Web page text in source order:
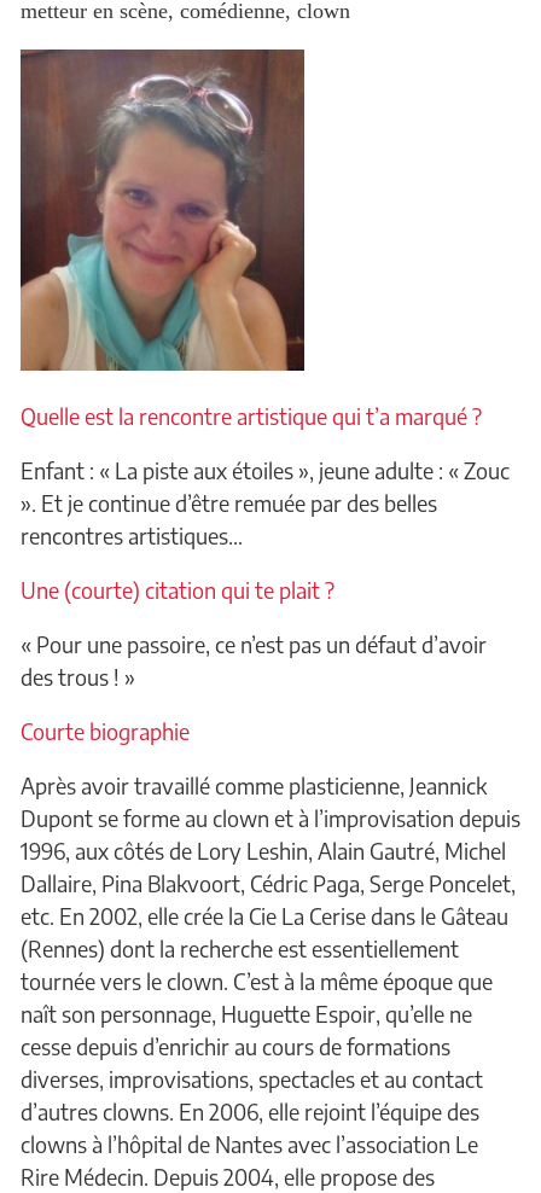
metteur en scène, comédienne, clown
Quelle est la rencontre artistique qui t’a marqué ?
Enfant : « La piste aux étoiles », jeune adulte : « Zouc
». Et je continue d’être remuée par des belles
rencontres artistiques…
Une (courte) citation qui te plait ?
« Pour une passoire, ce n’est pas un défaut d’avoir
des trous ! »
Courte biographie
Après avoir travaillé comme plasticienne, Jeannick
Dupont se forme au clown et à l’improvisation depuis
1996, aux côtés de Lory Leshin, Alain Gautré, Michel
Dallaire, Pina Blakvoort, Cédric Paga, Serge Poncelet,
etc. En 2002, elle crée la Cie La Cerise dans le Gâteau
(Rennes) dont la recherche est essentiellement
tournée vers le clown. C’est à la même époque que
naît son personnage, Huguette Espoir, qu’elle ne
cesse depuis d’enrichir au cours de formations
diverses, improvisations, spectacles et au contact
d’autres clowns. En 2006, elle rejoint l’équipe des
clowns à l’hôpital de Nantes avec l’association Le
Rire Médecin. Depuis 2004, elle propose des